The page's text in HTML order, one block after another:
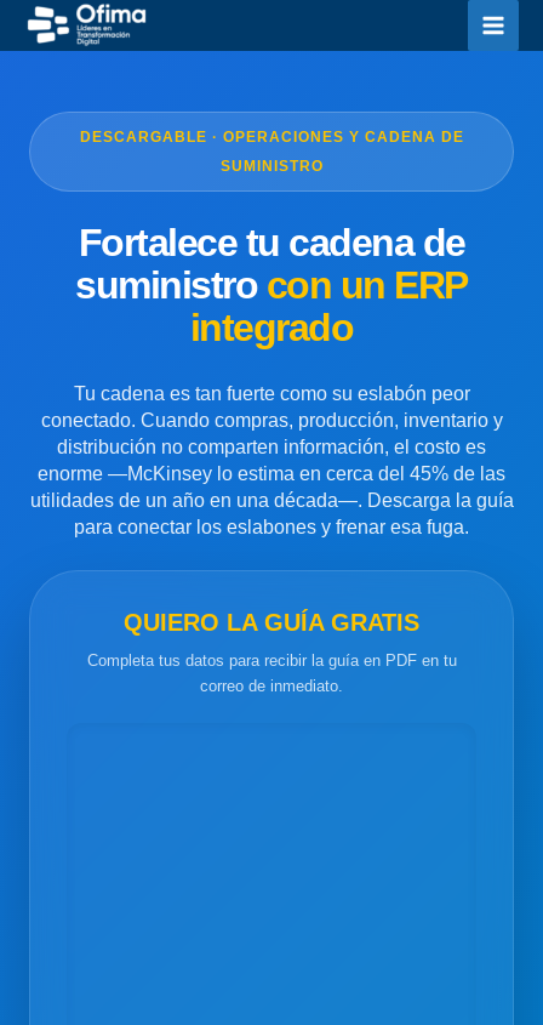
DESCARGABLE · OPERACIONES Y CADENA DE
SUMINISTRO
Fortalece tu cadena de
suministro con un ERP
integrado
Tu cadena es tan fuerte como su eslabón peor
conectado. Cuando compras, producción, inventario y
distribución no comparten información, el costo es
enorme —McKinsey lo estima en cerca del 45% de las
utilidades de un año en una década—. Descarga la guía
para conectar los eslabones y frenar esa fuga.
QUIERO LA GUÍA GRATIS
Completa tus datos para recibir la guía en PDF en tu
correo de inmediato.